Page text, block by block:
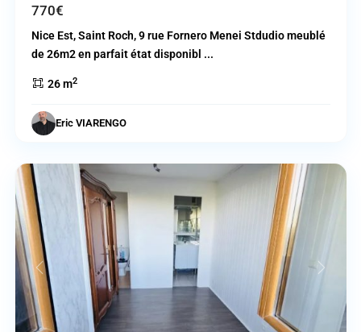
770€
Nice Est, Saint Roch, 9 rue Fornero Menei Stdudio meublé
de 26m2 en parfait état disponibl ...
26 m2
Eric VIARENGO
Previous Next